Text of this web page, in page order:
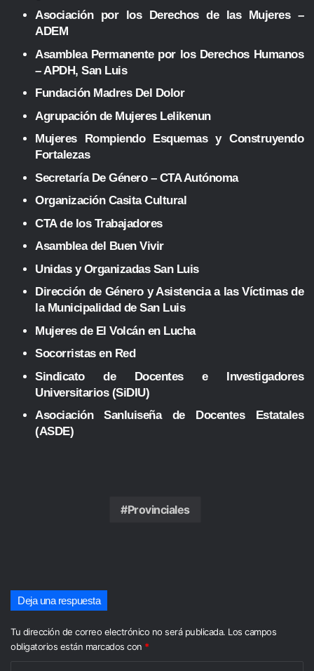
Asociación por los Derechos de las Mujeres –
ADEM
Asamblea Permanente por los Derechos Humanos
– APDH, San Luis
Fundación Madres Del Dolor
Agrupación de Mujeres Lelikenun
Mujeres Rompiendo Esquemas y Construyendo
Fortalezas
Secretaría De Género – CTA Autónoma
Organización Casita Cultural
CTA de los Trabajadores
Asamblea del Buen Vivir
Unidas y Organizadas San Luis
Dirección de Género y Asistencia a las Víctimas de
la Municipalidad de San Luis
Mujeres de El Volcán en Lucha
Socorristas en Red
Sindicato de Docentes e Investigadores
Universitarios (SiDIU)
Asociación Sanluiseña de Docentes Estatales
(ASDE)
Provinciales
Deja una respuesta
Tu dirección de correo electrónico no será publicada. Los campos
obligatorios están marcados con *